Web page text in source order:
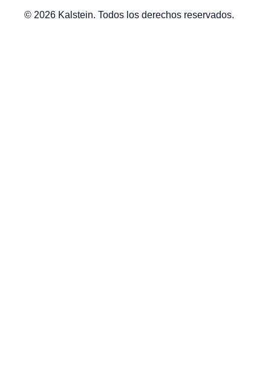
© 2026 Kalstein. Todos los derechos reservados.